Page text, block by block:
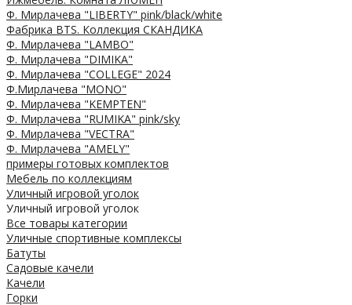
Ф. Мирлачева "LIBERTY" pink/black/white
Фабрика BTS. Коллекция СКАНДИКА
Ф. Мирлачева "LAMBO"
Ф. Мирлачева "DIMIKA"
Ф. Мирлачева "COLLEGE" 2024
Ф.Мирлачева "MONO"
Ф. Мирлачева "KEMPTEN"
Ф. Мирлачева "RUMIKA" pink/sky
Ф. Мирлачева "VECTRA"
Ф. Мирлачева "AMELY"
примеры готовых комплектов
Мебель по коллекциям
Уличный игровой уголок
Уличный игровой уголок
Все товары категории
Уличные спортивные комплексы
Батуты
Садовые качели
Качели
Горки